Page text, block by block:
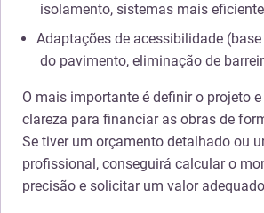
isolamento, sistemas mais
Adaptações de acessibilidade
do pavimento, eliminação de
O mais importante é definir o projeto
clareza para financiar as obras de
Se tiver um orçamento detalhado ou
profissional, conseguirá calcular o
precisão e solicitar um valor